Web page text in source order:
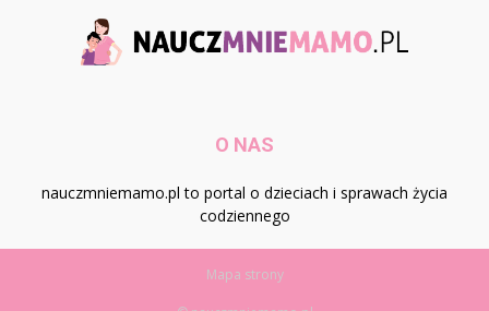
O NAS
nauczmniemamo.pl to portal o dzieciach i sprawach życia
codziennego
Mapa strony